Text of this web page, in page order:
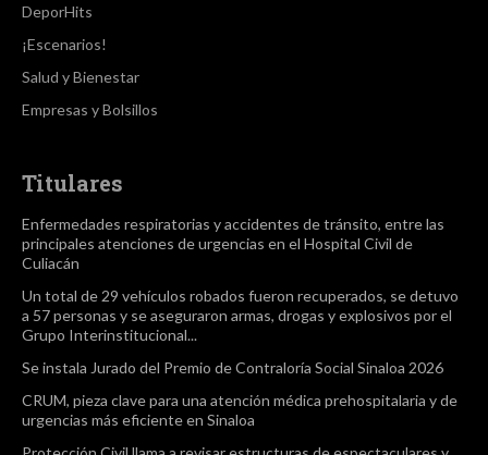
DeporHits
¡Escenarios!
Salud y Bienestar
Empresas y Bolsillos
Titulares
Enfermedades respiratorias y accidentes de tránsito, entre las
principales atenciones de urgencias en el Hospital Civil de
Culiacán
Un total de 29 vehículos robados fueron recuperados, se detuvo
a 57 personas y se aseguraron armas, drogas y explosivos por el
Grupo Interinstitucional...
Se instala Jurado del Premio de Contraloría Social Sinaloa 2026
CRUM, pieza clave para una atención médica prehospitalaria y de
urgencias más eficiente en Sinaloa